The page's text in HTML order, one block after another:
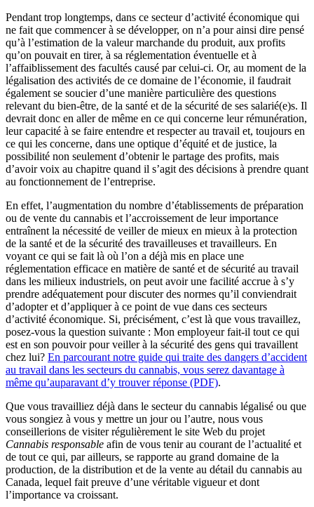
Pendant trop longtemps, dans ce secteur d’activité économique qui
ne fait que commencer à se développer, on n’a pour ainsi dire pensé
qu’à l’estimation de la valeur marchande du produit, aux profits
qu’on pouvait en tirer, à sa réglementation éventuelle et à
l’affaiblissement des facultés causé par celui-ci. Or, au moment de la
légalisation des activités de ce domaine de l’économie, il faudrait
également se soucier d’une manière particulière des questions
relevant du bien-être, de la santé et de la sécurité de ses salarié(e)s. Il
devrait donc en aller de même en ce qui concerne leur rémunération,
leur capacité à se faire entendre et respecter au travail et, toujours en
ce qui les concerne, dans une optique d’équité et de justice, la
possibilité non seulement d’obtenir le partage des profits, mais
d’avoir voix au chapitre quand il s’agit des décisions à prendre quant
au fonctionnement de l’entreprise.
En effet, l’augmentation du nombre d’établissements de préparation
ou de vente du cannabis et l’accroissement de leur importance
entraînent la nécessité de veiller de mieux en mieux à la protection
de la santé et de la sécurité des travailleuses et travailleurs. En
voyant ce qui se fait là où l’on a déjà mis en place une
réglementation efficace en matière de santé et de sécurité au travail
dans les milieux industriels, on peut avoir une facilité accrue à s’y
prendre adéquatement pour discuter des normes qu’il conviendrait
d’adopter et d’appliquer à ce point de vue dans ces secteurs
d’activité économique. Si, précisément, c’est là que vous travaillez,
posez-vous la question suivante : Mon employeur fait-il tout ce qui
est en son pouvoir pour veiller à la sécurité des gens qui travaillent
chez lui? En parcourant notre guide qui traite des dangers d’accident
au travail dans les secteurs du cannabis, vous serez davantage à
même qu’auparavant d’y trouver réponse (PDF).
Que vous travailliez déjà dans le secteur du cannabis légalisé ou que
vous songiez à vous y mettre un jour ou l’autre, nous vous
conseillerions de visiter régulièrement le site Web du projet
Cannabis responsable afin de vous tenir au courant de l’actualité et
de tout ce qui, par ailleurs, se rapporte au grand domaine de la
production, de la distribution et de la vente au détail du cannabis au
Canada, lequel fait preuve d’une véritable vigueur et dont
l’importance va croissant.